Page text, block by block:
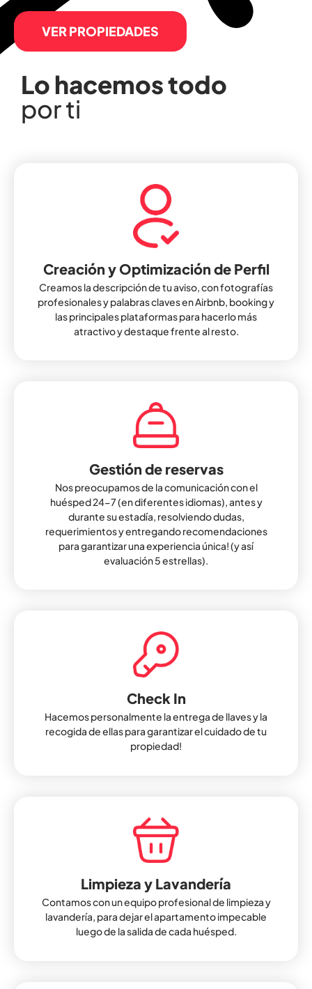
VER PROPIEDADES
Lo hacemos todo
por ti
Creación y Optimización de Perfil
Creamos la descripción de tu aviso, con fotografías
profesionales y palabras claves en Airbnb, booking y
las principales plataformas para hacerlo más
atractivo y destaque frente al resto.
Gestión de reservas
Nos preocupamos de la comunicación con el
huésped 24-7 (en diferentes idiomas), antes y
durante su estadía, resolviendo dudas,
requerimientos y entregando recomendaciones
para garantizar una experiencia única! (y así
evaluación 5 estrellas).
Check In
Hacemos personalmente la entrega de llaves y la
recogida de ellas para garantizar el cuidado de tu
propiedad!
Limpieza y Lavandería
Contamos con un equipo profesional de limpieza y
lavandería, para dejar el apartamento impecable
luego de la salida de cada huésped.